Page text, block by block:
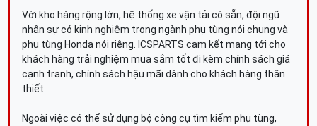
Với kho hàng rộng lớn, hệ thống xe vận tải có sẵn, đội ngũ
nhân sự có kinh nghiệm trong ngành phụ tùng nói chung và
phụ tùng Honda nói riêng. ICSPARTS cam kết mang tới cho
khách hàng trải nghiệm mua sắm tốt đi kèm chính sách giá
cạnh tranh, chính sách hậu mãi dành cho khách hàng thân
thiết.
Ngoài việc có thể sử dụng bộ công cụ tìm kiếm phụ tùng,